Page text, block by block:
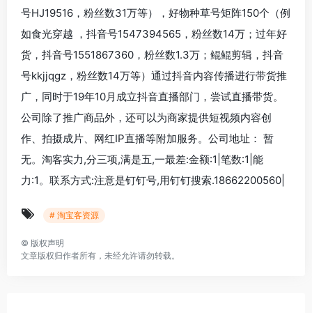
号HJ19516，粉丝数31万等），好物种草号矩阵150个（例
如食光穿越 ，抖音号1547394565，粉丝数14万；过年好
货，抖音号1551867360，粉丝数1.3万；鲲鲲剪辑，抖音
号kkjjqgz，粉丝数14万等）通过抖音内容传播进行带货推
广，同时于19年10月成立抖音直播部门，尝试直播带货。
公司除了推广商品外，还可以为商家提供短视频内容创
作、拍摄成片、网红IP直播等附加服务。公司地址： 暂
无。淘客实力,分三项,满是五,一最差:金额:1|笔数:1|能
力:1。联系方式:注意是钉钉号,用钉钉搜索.18662200560|
# 淘宝客资源
© 版权声明
文章版权归作者所有，未经允许请勿转载。